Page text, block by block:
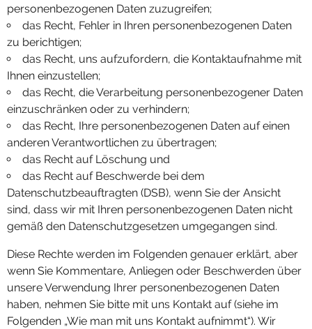
personenbezogenen Daten zuzugreifen;
das Recht, Fehler in Ihren personenbezogenen Daten
zu berichtigen;
das Recht, uns aufzufordern, die Kontaktaufnahme mit
Ihnen einzustellen;
das Recht, die Verarbeitung personenbezogener Daten
einzuschränken oder zu verhindern;
das Recht, Ihre personenbezogenen Daten auf einen
anderen Verantwortlichen zu übertragen;
das Recht auf Löschung und
das Recht auf Beschwerde bei dem
Datenschutzbeauftragten (DSB), wenn Sie der Ansicht
sind, dass wir mit Ihren personenbezogenen Daten nicht
gemäß den Datenschutzgesetzen umgegangen sind.
Diese Rechte werden im Folgenden genauer erklärt, aber
wenn Sie Kommentare, Anliegen oder Beschwerden über
unsere Verwendung Ihrer personenbezogenen Daten
haben, nehmen Sie bitte mit uns Kontakt auf (siehe im
Folgenden „Wie man mit uns Kontakt aufnimmt“). Wir